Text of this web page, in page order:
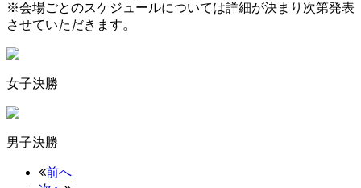
※会場ごとのスケジュールについては詳細が決まり次第発表
させていただきます。
女子決勝
男子決勝
前へ